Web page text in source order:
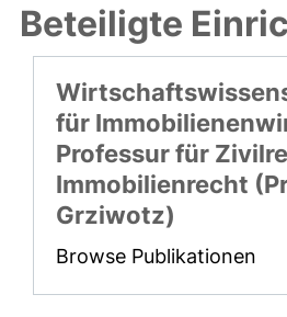
Beteiligte
für
Professur für
Immobilienrecht
Grziwotz)
Browse Publikationen